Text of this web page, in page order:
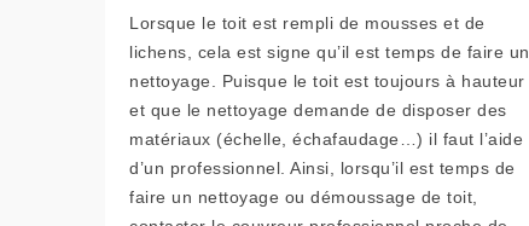
Lorsque le toit est rempli de mousses et de
lichens, cela est signe qu’il est temps de faire un
nettoyage. Puisque le toit est toujours à hauteur
et que le nettoyage demande de disposer des
matériaux (échelle, échafaudage…) il faut l’aide
d’un professionnel. Ainsi, lorsqu’il est temps de
faire un nettoyage ou démoussage de toit,